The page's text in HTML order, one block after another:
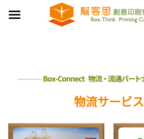
客製印刷包裝
結構設計打樣中心
彩盒包裝
聯盒打樣生產中心
服務案例
物流サービス
商品分類
節慶公版包裝盒
公版天地盒